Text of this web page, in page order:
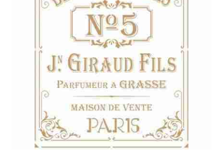
Blog / DIY / Tutorials